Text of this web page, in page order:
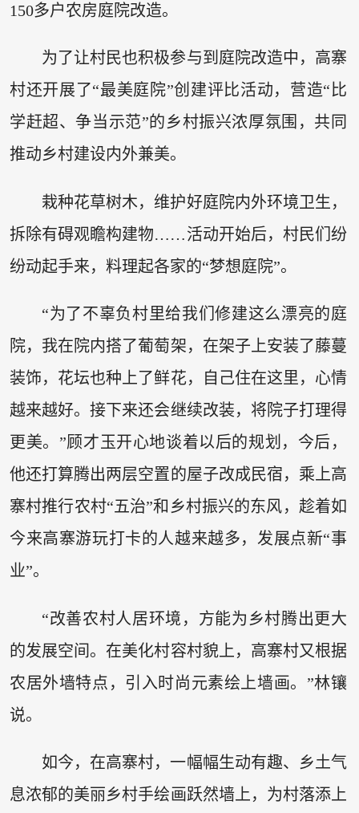
150多户农房庭院改造。
为了让村民也积极参与到庭院改造中，高寨
村还开展了“最美庭院”创建评比活动，营造“比
学赶超、争当示范”的乡村振兴浓厚氛围，共同
推动乡村建设内外兼美。
栽种花草树木，维护好庭院内外环境卫生，
拆除有碍观瞻构建物……活动开始后，村民们纷
纷动起手来，料理起各家的“梦想庭院”。
“为了不辜负村里给我们修建这么漂亮的庭
院，我在院内搭了葡萄架，在架子上安装了藤蔓
装饰，花坛也种上了鲜花，自己住在这里，心情
越来越好。接下来还会继续改装，将院子打理得
更美。”顾才玉开心地谈着以后的规划，今后，
他还打算腾出两层空置的屋子改成民宿，乘上高
寨村推行农村“五治”和乡村振兴的东风，趁着如
今来高寨游玩打卡的人越来越多，发展点新“事
业”。
“改善农村人居环境，方能为乡村腾出更大
的发展空间。在美化村容村貌上，高寨村又根据
农居外墙特点，引入时尚元素绘上墙画。”林镶
说。
如今，在高寨村，一幅幅生动有趣、乡土气
息浓郁的美丽乡村手绘画跃然墙上，为村落添上